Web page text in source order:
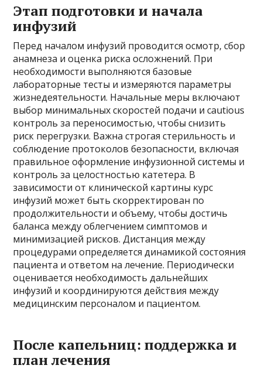
Этап подготовки и начала
инфузий
Перед началом инфузий проводится осмотр, сбор
анамнеза и оценка риска осложнений. При
необходимости выполняются базовые
лабораторные тесты и измеряются параметры
жизнедеятельности. Начальные меры включают
выбор минимальных скоростей подачи и cautious
контроль за переносимостью, чтобы снизить
риск перегрузки. Важна строгая стерильность и
соблюдение протоколов безопасности, включая
правильное оформление инфузионной системы и
контроль за целостностью катетера. В
зависимости от клинической картины курс
инфузий может быть скорректирован по
продолжительности и объему, чтобы достичь
баланса между облегчением симптомов и
минимизацией рисков. Дистанция между
процедурами определяется динамикой состояния
пациента и ответом на лечение. Периодически
оценивается необходимость дальнейших
инфузий и координируются действия между
медицинским персоналом и пациентом.
После капельниц: поддержка и
план лечения